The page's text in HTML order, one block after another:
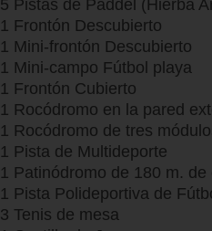
5 Pistas de Paddel (Hierba
1 Frontón Descubierto
1 Mini-frontón Descubierto
1 Mini-campo Fútbol playa
1 Frontón Cubierto
1 Rocódromo en la pared
1 Rocódromo de tres
1 Pista de Multideporte
1 Patinódromo de 180 m. de
1 Pista Polideportiva de
3 Tenis de mesa